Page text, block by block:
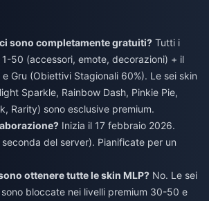
sono completamente gratuiti? Tutti i
50 (accessori, emote, decorazioni) + il
Gru (Obiettivi Stagionali 60%). Le sei skin
Sparkle, Rainbow Dash, Pinkie Pie,
Rarity) sono esclusive premium.
Inizia il 17 febbraio 2026.
del server). Pianificate per un
ottenere tutte le skin MLP? No. Le sei
bloccate nei livelli premium 30-50 e